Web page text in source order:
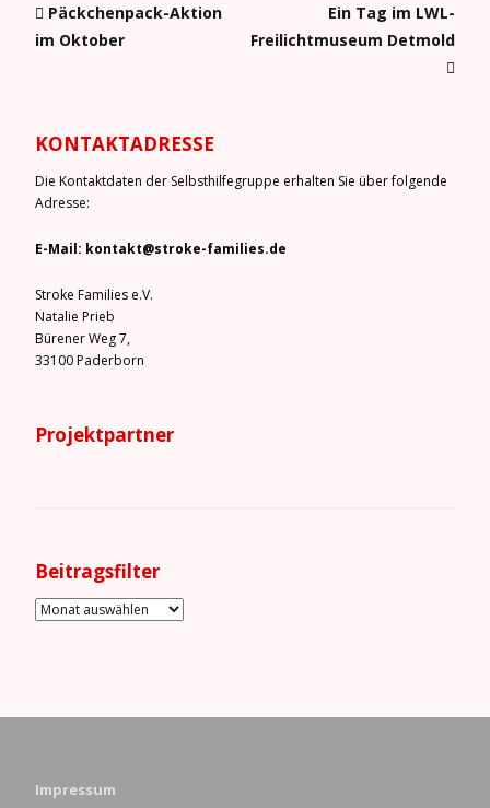
Päckchenpack-Aktion
im Oktober
Ein Tag im LWL-
Freilichtmuseum Detmold
KONTAKTADRESSE
Die Kontaktdaten der Selbsthilfegruppe erhalten Sie über folgende
Adresse:
E-Mail: kontakt@stroke-families.de
Stroke Families e.V.
Natalie Prieb
Bürener Weg 7,
33100 Paderborn
Projektpartner
Beitragsfilter
Impressum